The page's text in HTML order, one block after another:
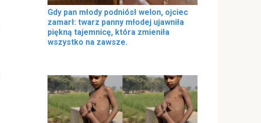
Gdy pan młody podniósł welon, ojciec
zamarł: twarz panny młodej ujawniła
piękną tajemnicę, która zmieniła
wszystko na zawsze.